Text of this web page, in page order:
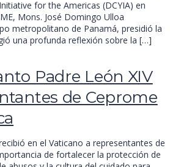
for the Americas (DCYIA) en
Mons. José Domingo Ulloa
metropolitano de Panamá, presidió la
una profunda reflexión sobre la […]
Padre León XIV
de Ceprome
en el Vaticano a representantes de
de fortalecer la protección de